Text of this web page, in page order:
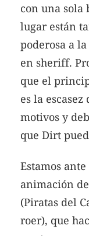
con una sola
lugar están
poderosa a
en sheriff.
que el
es la
motivos y
que Dirt
Estamos
animación
(Piratas del
roer), que